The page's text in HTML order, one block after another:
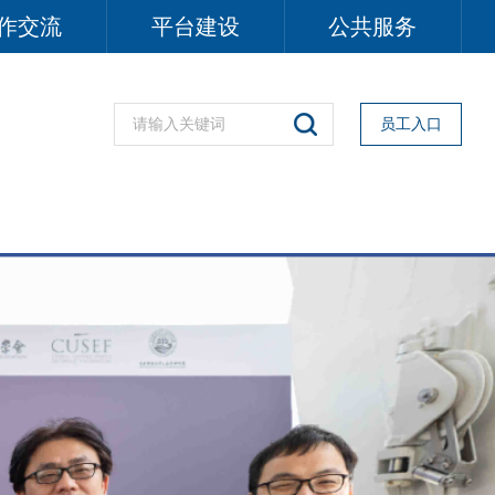
交流 平台建设 公共服务
员工入口